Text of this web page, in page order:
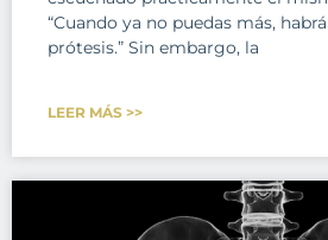
“Cuando ya no puedas más,
prótesis.” Sin embargo, la
LEER MÁS >>